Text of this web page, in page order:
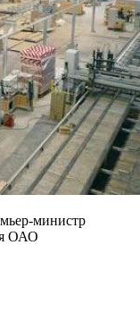
министр
ОАО